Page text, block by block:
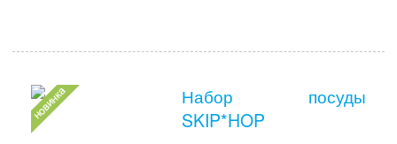
Набор посуды
SKIP*HOP